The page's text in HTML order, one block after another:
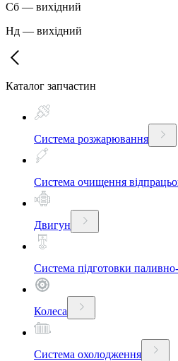
Сб — вихідний
Нд — вихідний
Каталог запчастин
Система розжарювання
Система очищення
Двигун
Система підготовки
Колеса
Система охолодження